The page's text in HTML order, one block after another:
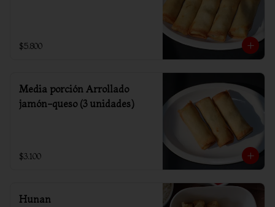
$5.800
Media porción Arrollado
jamón-queso (3 unidades)
$3.100
Hunan